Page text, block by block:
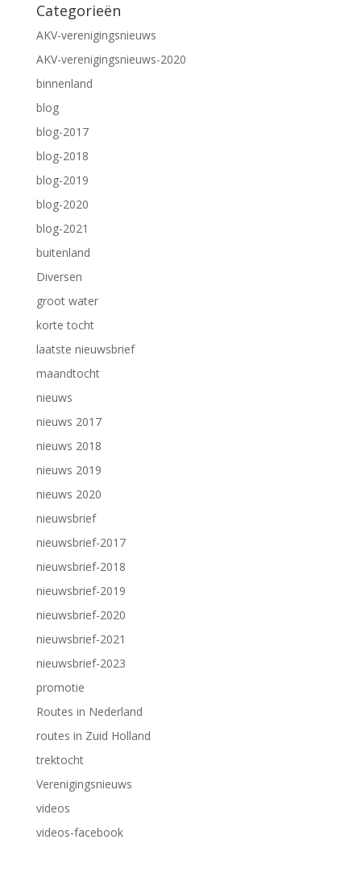
Categorieën
AKV-verenigingsnieuws
AKV-verenigingsnieuws-2020
binnenland
blog
blog-2017
blog-2018
blog-2019
blog-2020
blog-2021
buitenland
Diversen
groot water
korte tocht
laatste nieuwsbrief
maandtocht
nieuws
nieuws 2017
nieuws 2018
nieuws 2019
nieuws 2020
nieuwsbrief
nieuwsbrief-2017
nieuwsbrief-2018
nieuwsbrief-2019
nieuwsbrief-2020
nieuwsbrief-2021
nieuwsbrief-2023
promotie
Routes in Nederland
routes in Zuid Holland
trektocht
Verenigingsnieuws
videos
videos-facebook